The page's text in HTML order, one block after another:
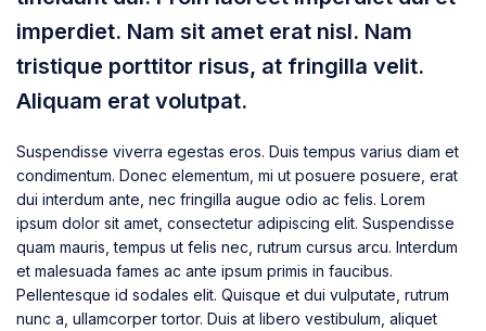
imperdiet. Nam sit amet erat nisl. Nam
tristique porttitor risus, at fringilla velit.
Aliquam erat volutpat.
Suspendisse viverra egestas eros. Duis tempus varius diam et
condimentum. Donec elementum, mi ut posuere posuere, erat
dui interdum ante, nec fringilla augue odio ac felis. Lorem
ipsum dolor sit amet, consectetur adipiscing elit. Suspendisse
quam mauris, tempus ut felis nec, rutrum cursus arcu. Interdum
et malesuada fames ac ante ipsum primis in faucibus.
Pellentesque id sodales elit. Quisque et dui vulputate, rutrum
nunc a, ullamcorper tortor. Duis at libero vestibulum, aliquet